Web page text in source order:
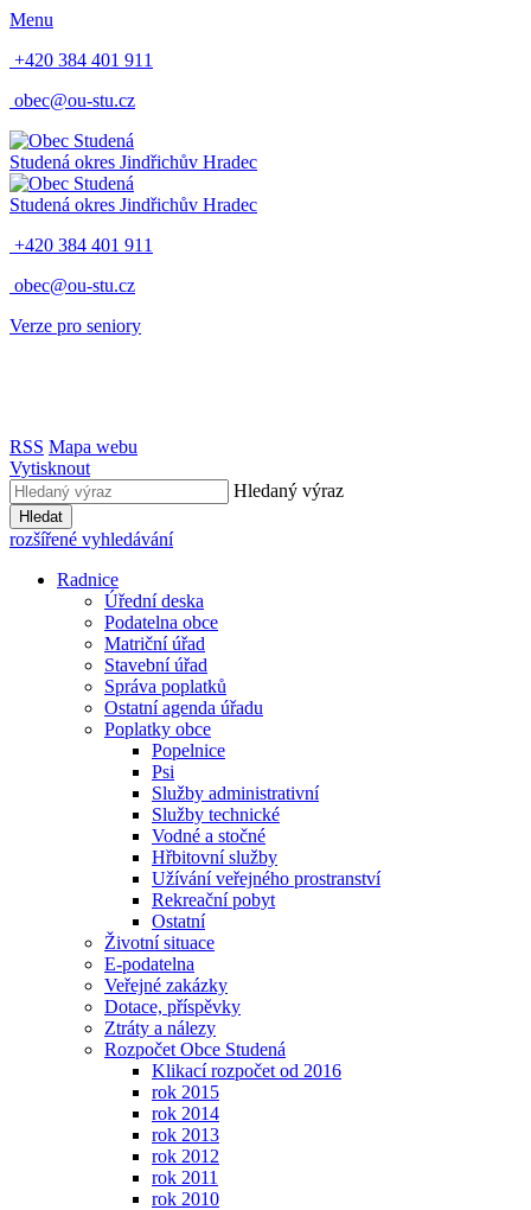
Menu
+420 384 401 911
obec@ou-stu.cz
Studená okres Jindřichův Hradec
Studená okres Jindřichův Hradec
+420 384 401 911
obec@ou-stu.cz
Verze pro seniory
RSS Mapa webu
Vytisknout
Hledaný výraz
Hledat
rozšířené vyhledávání
Radnice
Úřední deska
Podatelna obce
Matriční úřad
Stavební úřad
Správa poplatků
Ostatní agenda úřadu
Poplatky obce
Popelnice
Psi
Služby administrativní
Služby technické
Vodné a stočné
Hřbitovní služby
Užívání veřejného prostranství
Rekreační pobyt
Ostatní
Životní situace
E-podatelna
Veřejné zakázky
Dotace, příspěvky
Ztráty a nálezy
Rozpočet Obce Studená
Klikací rozpočet od 2016
rok 2015
rok 2014
rok 2013
rok 2012
rok 2011
rok 2010